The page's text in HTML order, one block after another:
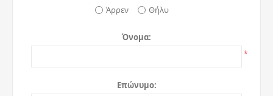
Άρρεν
Θήλυ
Όνομα:
*
Επώνυμο: